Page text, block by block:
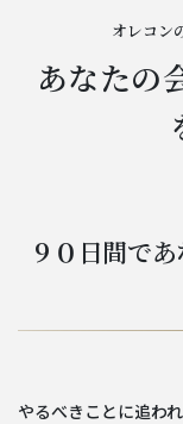
オレコン
あなたの
９０日間で
やるべきことに追わ